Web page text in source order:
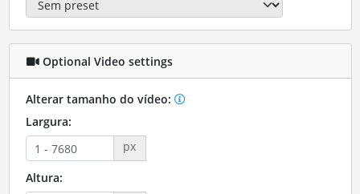
Optional Video settings
Alterar tamanho do vídeo:
Largura:
px
Altura: